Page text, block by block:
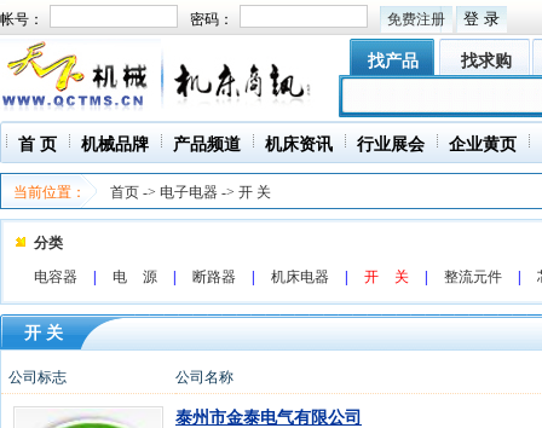
帐号： 密码： 免费注册
找产品 找求购
首 页 机械品牌 产品频道 机床资讯 行业展会 企业黄页
当前位置： 首页 -> 电子电器 -> 开 关
分类
电容器
电 源 断路器 机床电器 开 关 整流元件
开 关
公司标志 公司名称
泰州市金泰电气有限公司